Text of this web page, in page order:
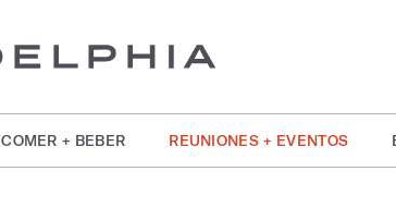
COMER + BEBER REUNIONES + EVENTOS